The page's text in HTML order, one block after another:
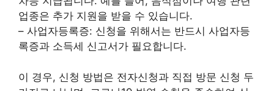
업종은 추가 지원을 받을 수 있습니다.
– 사업자등록증: 신청을 위해서는 반드시 사업자등
록증과 소득세 신고서가 필요합니다.
이 경우, 신청 방법은 전자신청과 직접 방문 신청 두